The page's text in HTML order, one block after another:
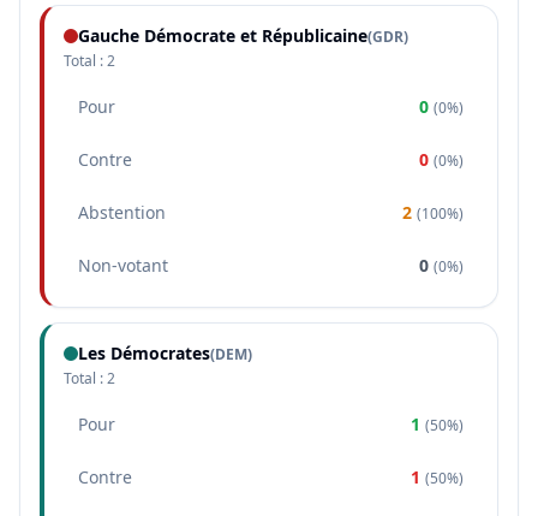
Gauche Démocrate et Républicaine(GDR)
Total :2
Pour 0 (0%)
Contre 0 (0%)
Abstention 2 (100%)
Non-votant 0 (0%)
Les Démocrates(DEM)
Total :2
Pour 1 (50%)
Contre 1 (50%)